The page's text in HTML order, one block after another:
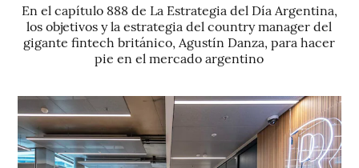
En el capítulo 888 de La Estrategia del Día Argentina,
los objetivos y la estrategia del country manager del
gigante fintech británico, Agustín Danza, para hacer
pie en el mercado argentino